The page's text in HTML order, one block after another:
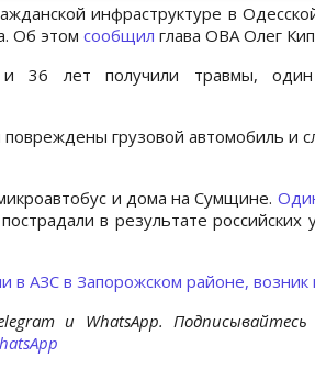
инфраструктуре в
Об этом сообщил глава ОВА Олег
36 лет получили травмы,
повреждены грузовой автомобиль и
и дома на Сумщине.
пострадали в результате российских
в АЗС в Запорожском районе, возник
и WhatsApp.